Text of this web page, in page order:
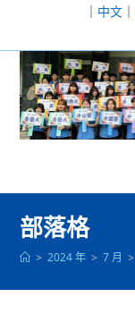
至
｜ 中文｜
部落格
> 2024 年 > 7 月 >